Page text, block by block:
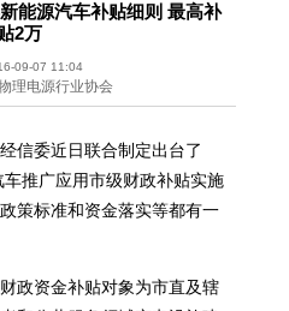
能源汽车补贴细则 最高补
2万
09-07 11:04
理电源行业协会
信委近日联合制定出台了
车推广应用市级财政补贴实施
策标准和资金落实等都有一
政资金补贴对象为市直及辖